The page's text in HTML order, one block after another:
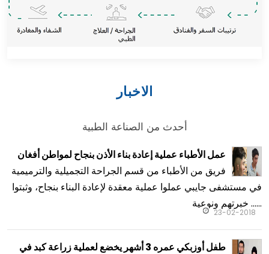
الاخبار
أحدث من الصناعة الطبية
عمل الأطباء عملية إعادة بناء الأذن بنجاح لمواطن أفغان
فريق من الأطباء من قسم الجراحة التجميلية والترميمية
في مستشفى جايبي عملوا عملية معقدة لإعادة البناء بنجاح، وثبتوا
خبرتهم ونوعية ......
23-02-2018
طفل أوزبكي عمره 3 أشهر يخضع لعملية زراعة كبد في